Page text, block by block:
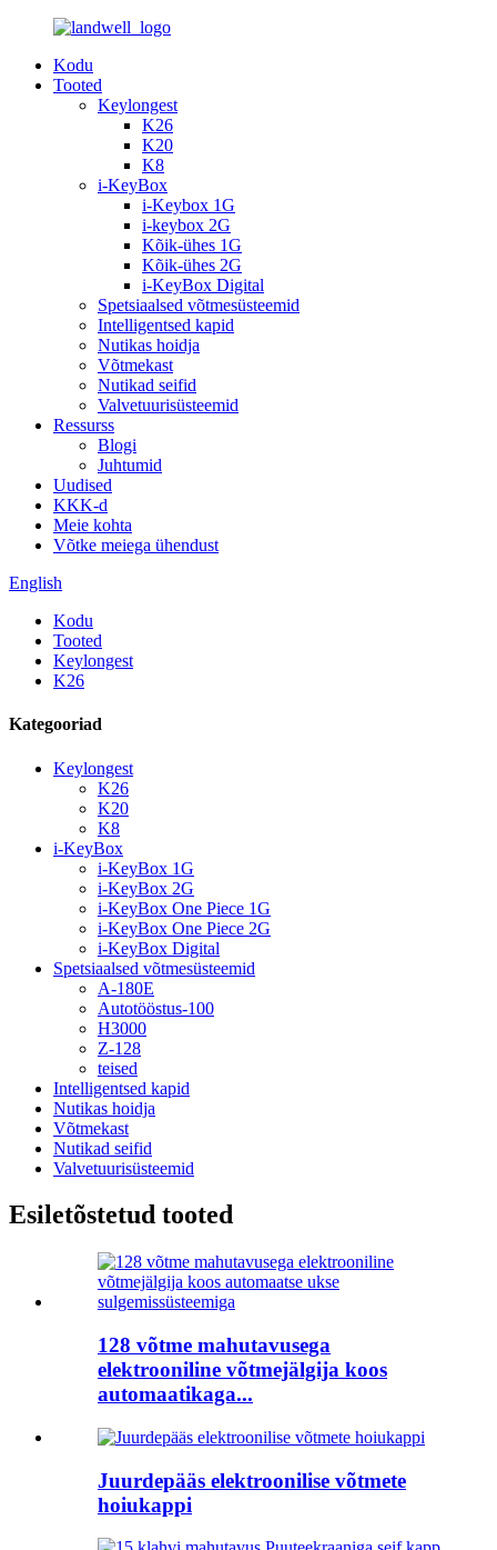
Kodu
Tooted
Keylongest
K26
K20
K8
i-KeyBox
i-Keybox 1G
i-keybox 2G
Kõik-ühes 1G
Kõik-ühes 2G
i-KeyBox Digital
Spetsiaalsed võtmesüsteemid
Intelligentsed kapid
Nutikas hoidja
Võtmekast
Nutikad seifid
Valvetuurisüsteemid
Ressurss
Blogi
Juhtumid
Uudised
KKK-d
Meie kohta
Võtke meiega ühendust
English
Kodu
Tooted
Keylongest
K26
Kategooriad
Keylongest
K26
K20
K8
i-KeyBox
i-KeyBox 1G
i-KeyBox 2G
i-KeyBox One Piece 1G
i-KeyBox One Piece 2G
i-KeyBox Digital
Spetsiaalsed võtmesüsteemid
A-180E
Autotööstus-100
H3000
Z-128
teised
Intelligentsed kapid
Nutikas hoidja
Võtmekast
Nutikad seifid
Valvetuurisüsteemid
Esiletõstetud tooted
128 võtme mahutavusega
elektrooniline võtmejälgija koos
automaatikaga...
Juurdepääs elektroonilise võtmete
hoiukappi